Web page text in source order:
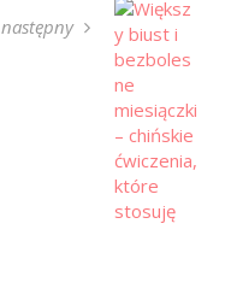
następny